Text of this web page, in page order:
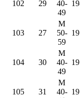
102 29
40-
49
103 27
M
50-
59
104 30
M
40-
49
105 31
M
40-